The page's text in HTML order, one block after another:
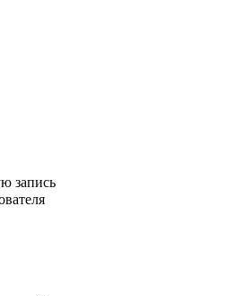
запись